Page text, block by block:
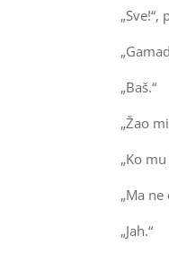
„Baš.“
„Žao
„Ko
„Ma ne
„Jah.“